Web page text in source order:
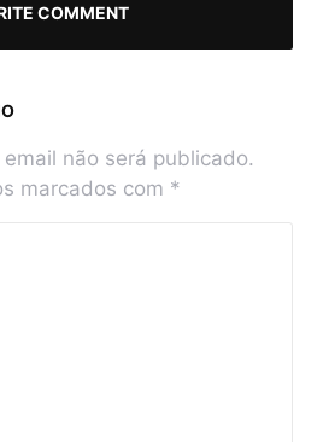
COMMENT
não será publicado.
marcados com *